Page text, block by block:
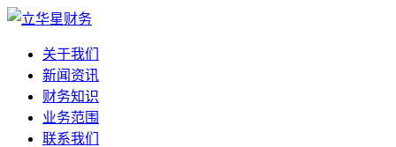
关于我们
新闻资讯
财务知识
业务范围
联系我们